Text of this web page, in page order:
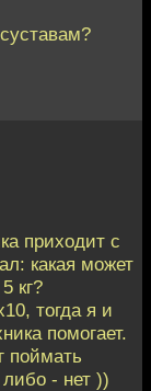
приходит с
какая может
кг?
тогда я и
помогает.
поймать
- нет ))